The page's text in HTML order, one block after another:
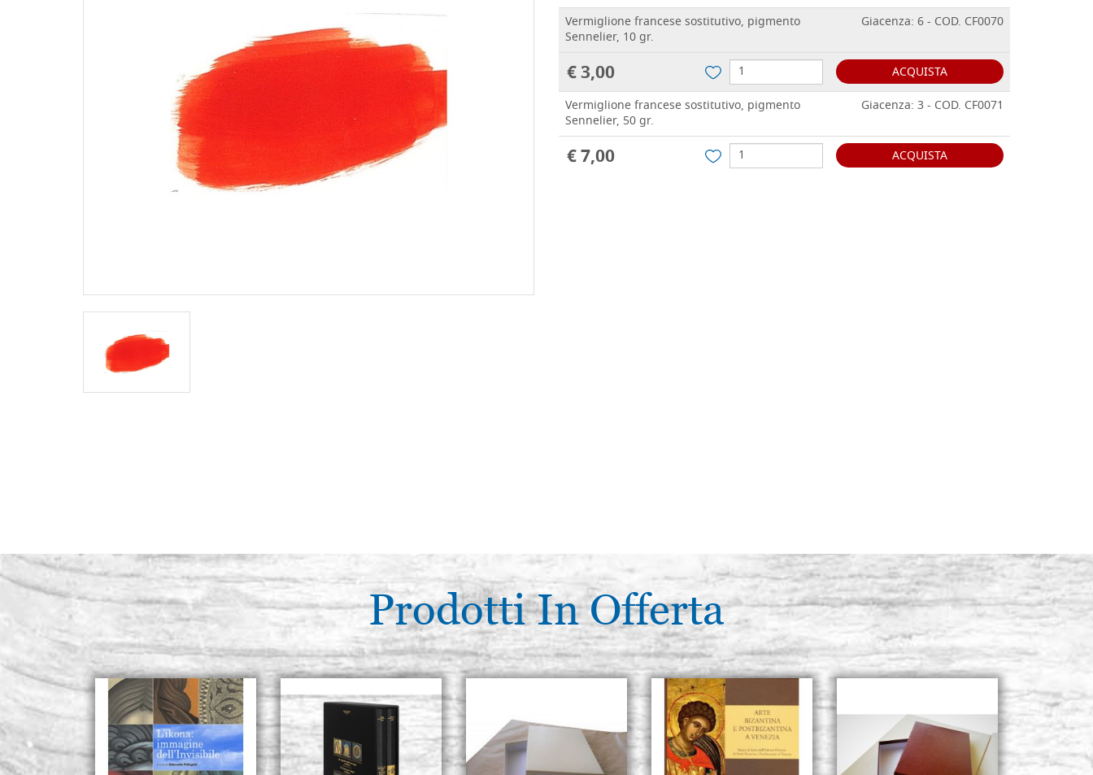
Vermiglione francese sostitutivo, pigmento
Sennelier, 10 gr.
Giacenza: 6 - COD. CF0070
€ 3,00
ACQUISTA
Vermiglione francese sostitutivo, pigmento
Sennelier, 50 gr.
Giacenza: 3 - COD. CF0071
€ 7,00 ACQUISTA
Prodotti In Offerta